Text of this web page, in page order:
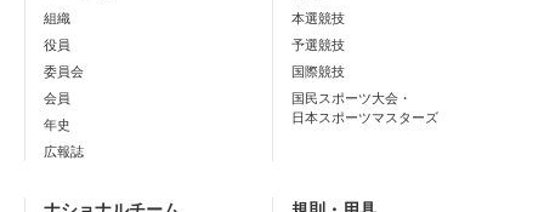
組織
役員
委員会
会員
年史
広報誌
本選競技
予選競技
国際競技
国民スポーツ大会・
日本スポーツマスターズ